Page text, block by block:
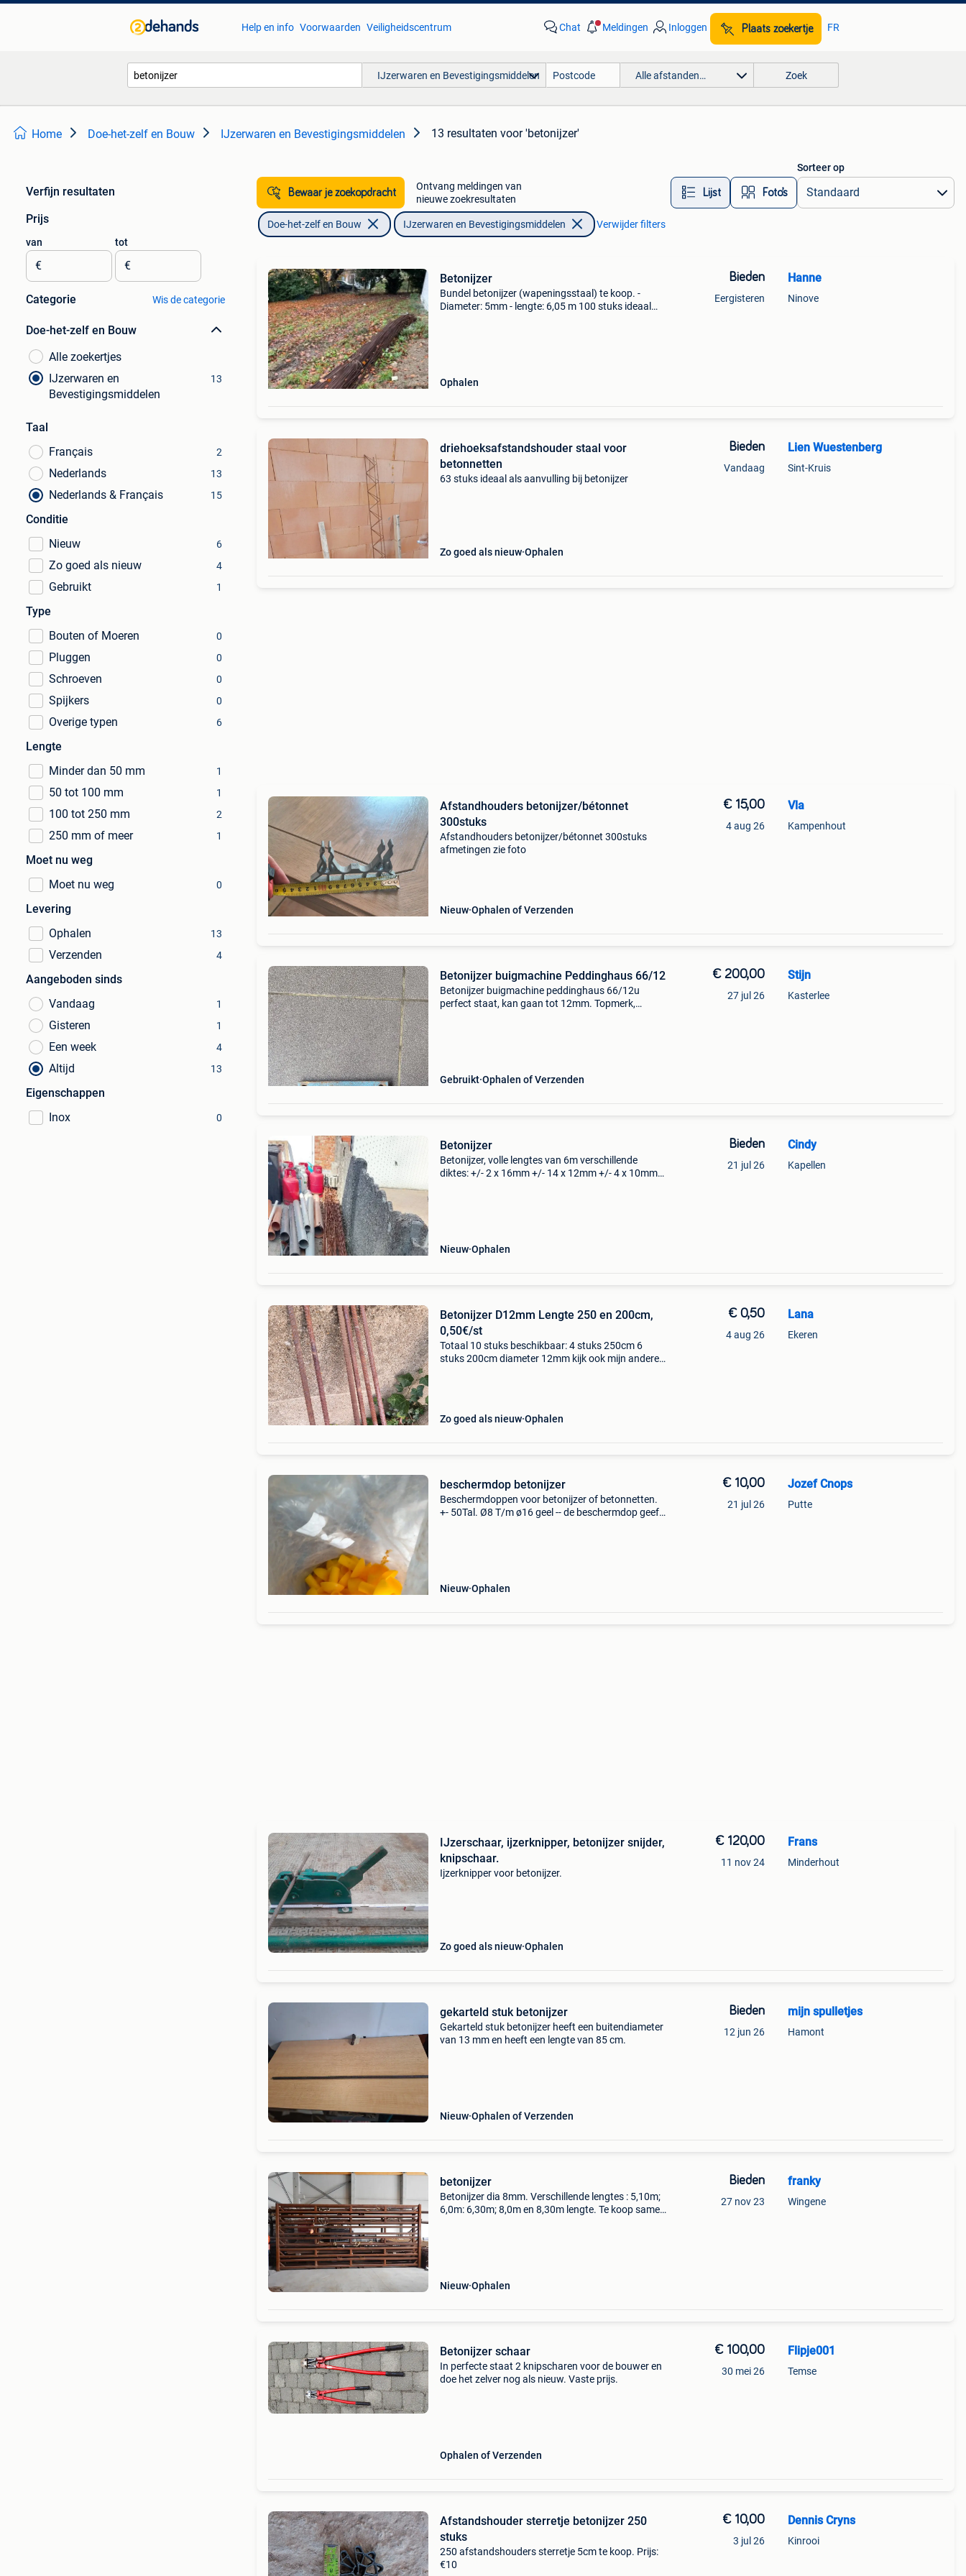
Help en info Voorwaarden Veiligheidscentrum Chat Meldingen Inloggen Plaats zoekertje FR
IJzerwaren en Bevestigingsmiddelen Alle afstanden… Zoek
Home Doe-het-zelf en Bouw IJzerwaren en Bevestigingsmiddelen 13 resultaten voor 'betonijzer'
Verfijn resultaten
Prijs
van
€
tot
€
Categorie Wis de categorie
Doe-het-zelf en Bouw
Alle zoekertjes
IJzerwaren en
Bevestigingsmiddelen
13
Taal
Français
2
Nederlands 13
Nederlands & Français 15
Conditie
Nieuw
6
Zo goed als nieuw 4
Gebruikt 1
Type
Bouten of Moeren
0
Pluggen 0
Schroeven 0
Spijkers 0
Overige typen 6
Lengte
Minder dan 50 mm
1
50 tot 100 mm 1
100 tot 250 mm 2
250 mm of meer 1
Moet nu weg
Moet nu weg
0
Levering
Ophalen
13
Verzenden 4
Aangeboden sinds
Vandaag
1
Gisteren 1
Een week 4
Altijd 13
Eigenschappen
Inox
0
Bewaar je zoekopdracht
Ontvang meldingen van
nieuwe zoekresultaten
Lijst Foto’s
Sorteer op
Doe-het-zelf en Bouw IJzerwaren en Bevestigingsmiddelen Verwijder filters
Betonijzer
Bundel betonijzer (wapeningsstaal) te koop. -
Diameter: 5mm - lengte: 6,05 m 100 stuks ideaal
Ophalen
Bieden
Eergisteren
Hanne
Ninove
driehoeksafstandshouder staal voor
betonnetten
63 stuks ideaal als aanvulling bij betonijzer
Zo goed als nieuw Ophalen
Bieden
Vandaag
Lien Wuestenberg
Sint-Kruis
Afstandhouders betonijzer/bétonnet
300stuks
Afstandhouders betonijzer/bétonnet 300stuks
afmetingen zie foto
Nieuw Ophalen of Verzenden
€ 15,00
4 aug 26
Vla
Kampenhout
Betonijzer buigmachine Peddinghaus 66/12
Betonijzer buigmachine peddinghaus 66/12u
perfect staat, kan gaan tot 12mm. Topmerk,
Gebruikt Ophalen of Verzenden
€ 200,00
27 jul 26
Stijn
Kasterlee
Betonijzer
Betonijzer, volle lengtes van 6m verschillende
diktes: +/- 2 x 16mm +/- 14 x 12mm +/- 4 x 10mm
Nieuw Ophalen
Bieden
21 jul 26
Cindy
Kapellen
Betonijzer D12mm Lengte 250 en 200cm,
0,50€/st
Totaal 10 stuks beschikbaar: 4 stuks 250cm 6
stuks 200cm diameter 12mm kijk ook mijn andere
Zo goed als nieuw Ophalen
€ 0,50
4 aug 26
Lana
Ekeren
beschermdop betonijzer
Beschermdoppen voor betonijzer of betonnetten.
+- 50Tal. Ø8 T/m ø16 geel -- de beschermdop geeft
Nieuw Ophalen
€ 10,00
21 jul 26
Jozef Cnops
Putte
IJzerschaar, ijzerknipper, betonijzer snijder,
knipschaar.
Ijzerknipper voor betonijzer.
Zo goed als nieuw Ophalen
€ 120,00
11 nov 24
Frans
Minderhout
gekarteld stuk betonijzer
Gekarteld stuk betonijzer heeft een buitendiameter
van 13 mm en heeft een lengte van 85 cm.
Nieuw Ophalen of Verzenden
Bieden
12 jun 26
mijn spulletjes
Hamont
betonijzer
Betonijzer dia 8mm. Verschillende lengtes : 5,10m;
6,0m: 6,30m; 8,0m en 8,30m lengte. Te koop samen
Nieuw Ophalen
Bieden
27 nov 23
franky
Wingene
Betonijzer schaar
In perfecte staat 2 knipscharen voor de bouwer en
doe het zelver nog als nieuw. Vaste prijs.
Ophalen of Verzenden
€ 100,00
30 mei 26
Flipje001
Temse
Afstandshouder sterretje betonijzer 250
stuks
250 afstandshouders sterretje 5cm te koop. Prijs:
€10
€ 10,00
3 jul 26
Dennis Cryns
Kinrooi